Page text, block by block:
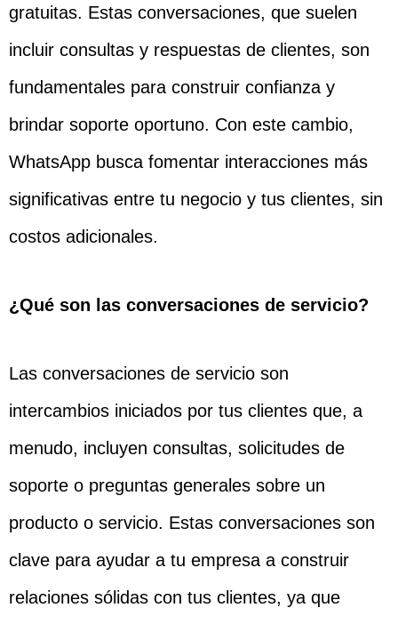
gratuitas. Estas conversaciones, que suelen
incluir consultas y respuestas de clientes, son
fundamentales para construir confianza y
brindar soporte oportuno. Con este cambio,
WhatsApp busca fomentar interacciones más
significativas entre tu negocio y tus clientes, sin
costos adicionales.
¿Qué son las conversaciones de servicio?
Las conversaciones de servicio son
intercambios iniciados por tus clientes que, a
menudo, incluyen consultas, solicitudes de
soporte o preguntas generales sobre un
producto o servicio. Estas conversaciones son
clave para ayudar a tu empresa a construir
relaciones sólidas con tus clientes, ya que